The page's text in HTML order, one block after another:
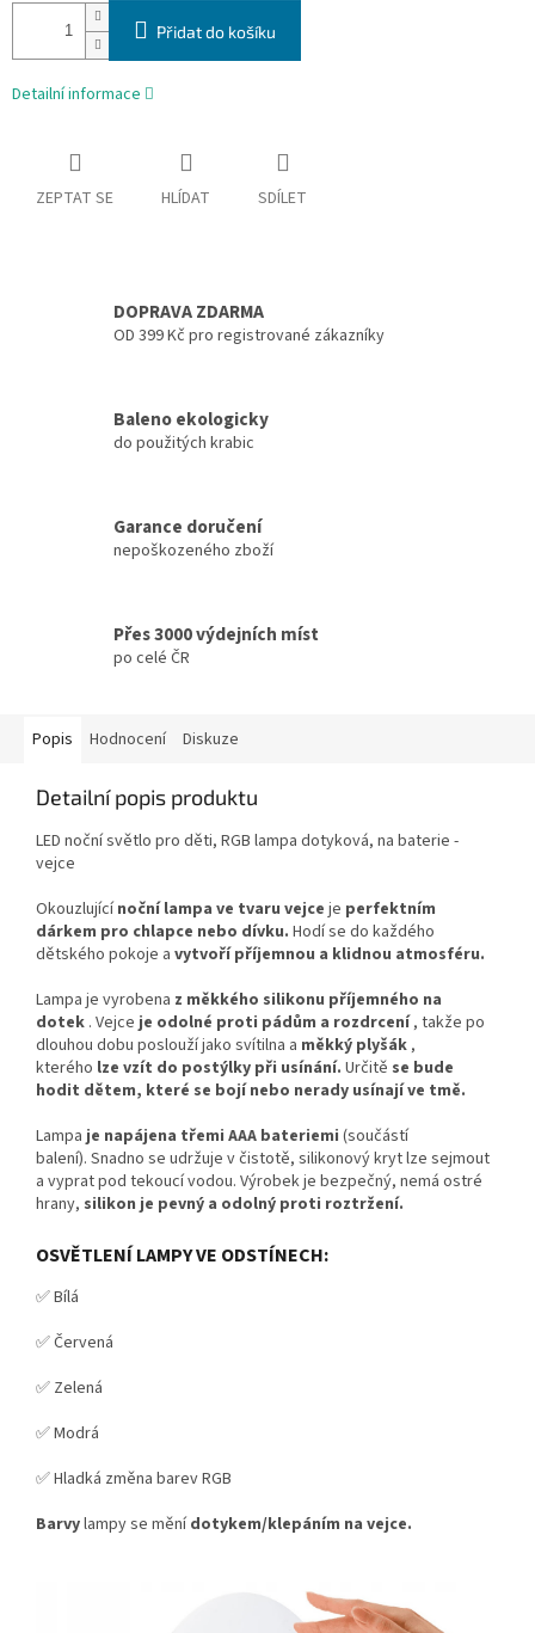
Přidat do košíku
Detailní informace
ZEPTAT SE HLÍDAT SDÍLET
DOPRAVA ZDARMA
OD 399 Kč pro registrované zákazníky
Baleno ekologicky
do použitých krabic
Garance doručení
nepoškozeného zboží
Přes 3000 výdejních míst
po celé ČR
Popis Hodnocení Diskuze
Detailní popis produktu
LED noční světlo pro děti, RGB lampa dotyková, na baterie -
vejce
Okouzlujícínoční lampa ve tvaru vejce je perfektním
dárkem pro chlapce nebo dívku. Hodí se do každého
dětského pokoje a vytvoří příjemnou a klidnou atmosféru.
Lampa je vyrobena z měkkého silikonu příjemného na
dotek . Vejceje odolné proti pádům a rozdrcení, takže po
dlouhou dobu poslouží jako svítilna a měkký plyšák,
kterého lze vzít do postýlky při usínání. Určitě se bude
hodit dětem, které se bojí nebo nerady usínají ve tmě.
Lampa je napájena třemi AAA bateriemi (součástí
balení). Snadno se udržuje v čistotě, silikonový kryt lze sejmout
a vyprat pod tekoucí vodou. Výrobek je bezpečný, nemá ostré
hrany, silikon je pevný a odolný proti roztržení.
OSVĚTLENÍ LAMPY VE ODSTÍNECH:
✅ Bílá
✅ Červená
✅ Zelená
✅ Modrá
✅ Hladká změna barev RGB
Barvylampy se měnídotykem/klepáním na vejce.